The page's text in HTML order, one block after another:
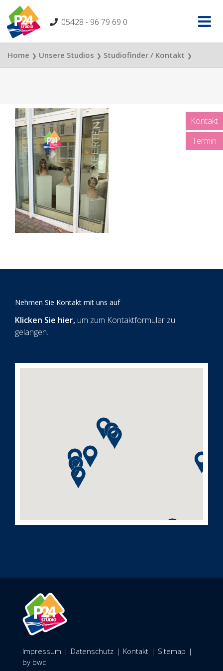
content
05428 - 96 79 69 0
Home ❯ Unsere Studios ❯ Studiofinder / Kontakt ❯
Kontakt
Termin
Nehmen Sie Kontakt mit uns auf
Klicken Sie hier, um zum Kontaktformular zu
gelangen.
Impressum | Datenschutz | Kontakt | Sitemap |
by bwc